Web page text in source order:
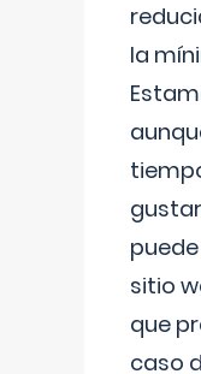
la
sitio
que
caso